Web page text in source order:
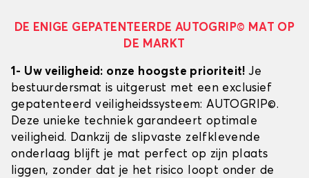
DE ENIGE GEPATENTEERDE AUTOGRIP© MAT OP
DE MARKT
1- Uw veiligheid: onze hoogste prioriteit!Je
bestuurdersmat is uitgerust met een exclusief
gepatenteerd veiligheidssysteem: AUTOGRIP©.
Deze unieke techniek garandeert optimale
veiligheid. Dankzij de slipvaste zelfklevende
onderlaag blijft je mat perfect op zijn plaats
liggen, zonder dat je het risico loopt onder de